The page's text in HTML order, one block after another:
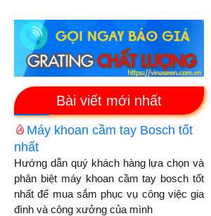
Bài viết mới nhất
Máy khoan cầm tay Bosch tốt
nhất
Hướng dẫn quý khách hàng lựa chọn và
phân biệt máy khoan cầm tay bosch tốt
nhất để mua sắm phục vụ công việc gia
đình và công xưởng của mình